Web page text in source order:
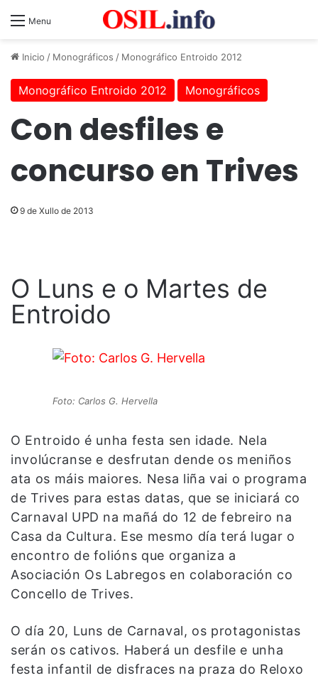
Menu
Inicio / Monográficos / Monográfico Entroido 2012
Monográfico Entroido 2012 Monográficos
Con desfiles e
concurso en Trives
9 de Xullo de 2013
O Luns e o Martes de
Entroido
Foto: Carlos G. Hervella
O Entroido é unha festa sen idade. Nela
involúcranse e desfrutan dende os meniños
ata os máis maiores. Nesa liña vai o programa
de Trives para estas datas, que se iniciará co
Carnaval UPD na mañá do 12 de febreiro na
Casa da Cultura. Ese mesmo día terá lugar o
encontro de folións que organiza a
Asociación Os Labregos en colaboración co
Concello de Trives.
O día 20, Luns de Carnaval, os protagonistas
serán os cativos. Haberá un desfile e unha
festa infantil de disfraces na praza do Reloxo